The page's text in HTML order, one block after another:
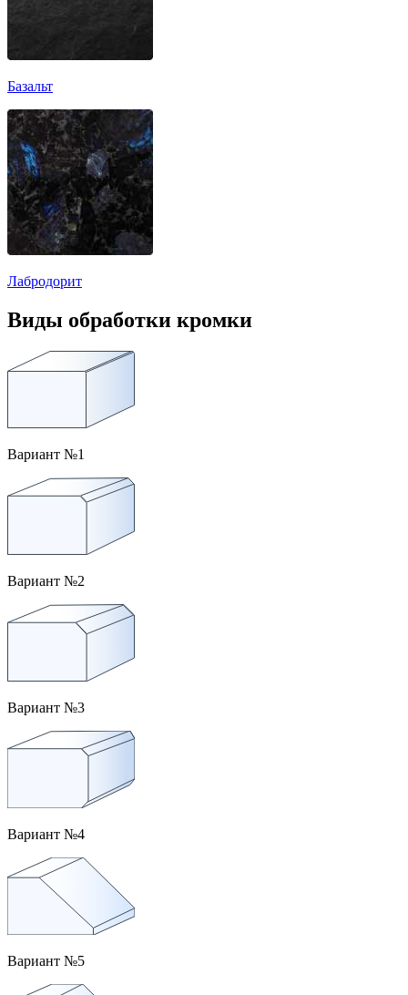
Базальт
Лабродорит
Виды обработки кромки
Вариант №1
Вариант №2
Вариант №3
Вариант №4
Вариант №5